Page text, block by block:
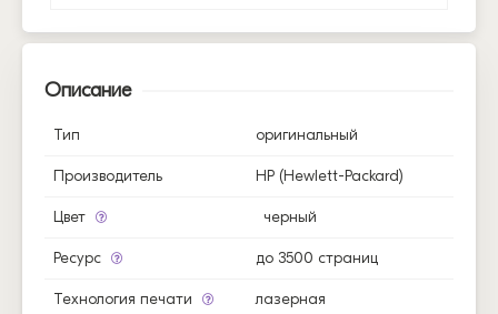
Описание
Тип оригинальный
Производитель HP (Hewlett-Packard)
Цвет черный
Ресурс до 3500 страниц
Технология печати лазерная